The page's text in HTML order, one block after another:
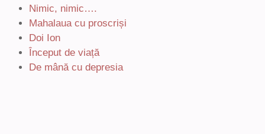
Nimic, nimic….
Mahalaua cu proscriși
Doi Ion
Început de viață
De mână cu depresia